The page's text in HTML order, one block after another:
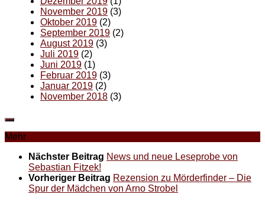
November 2019 (3)
Oktober 2019 (2)
September 2019 (2)
August 2019 (3)
Juli 2019 (2)
Juni 2019 (1)
Februar 2019 (3)
Januar 2019 (2)
November 2018 (3)
Mehr
Nächster Beitrag News und neue Leseprobe von
Sebastian Fitzek!
Vorheriger Beitrag Rezension zu Mörderfinder – Die
Spur der Mädchen von Arno Strobel